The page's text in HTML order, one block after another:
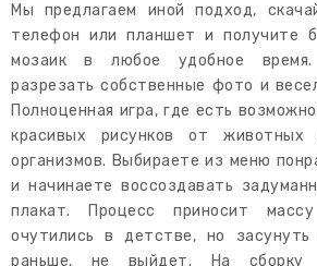
Мы предлагаем иной подход,
телефон или планшет и получите
мозаик в любое удобное
разрезать собственные фото и
Полноценная игра, где есть
красивых рисунков от животных
организмов. Выбираете из меню
и начинаете воссоздавать
плакат. Процесс приносит
очутились в детстве, но
раньше, не выйдет. На сборку